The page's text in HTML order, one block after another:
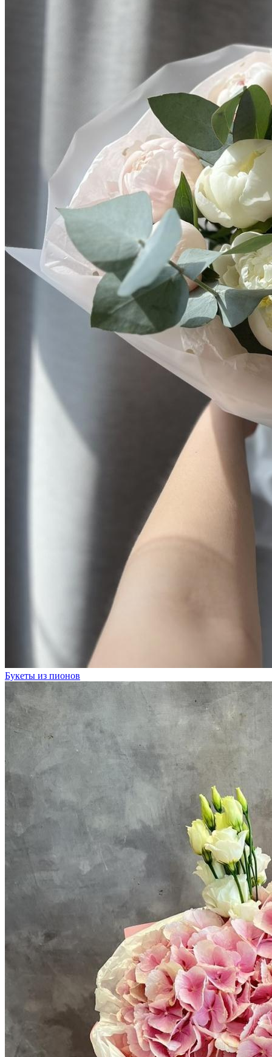
Букеты из пионов